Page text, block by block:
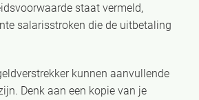
staat vermeld,
salarisstroken die de uitbetaling
kunnen aanvullende
Denk aan een kopie van je